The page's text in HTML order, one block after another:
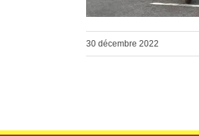
30 décembre 2022